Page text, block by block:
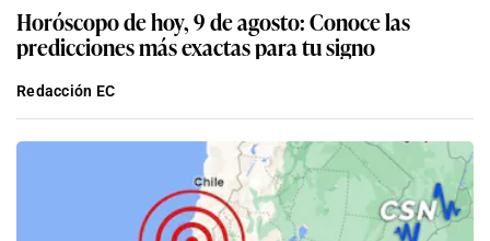
Horóscopo de hoy, 9 de agosto: Conoce las
predicciones más exactas para tu signo
Redacción EC